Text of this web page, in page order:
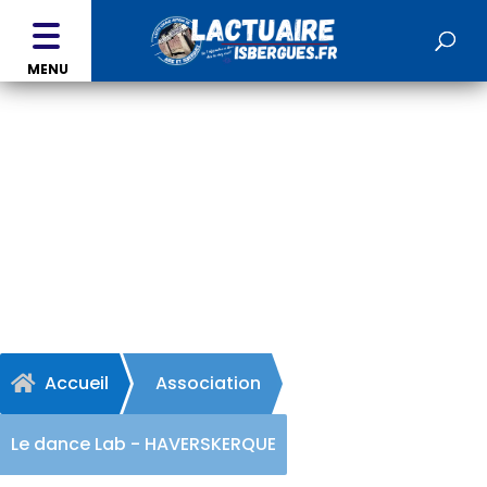
MENU
 Accueil Association
Le dance Lab - HAVERSKERQUE